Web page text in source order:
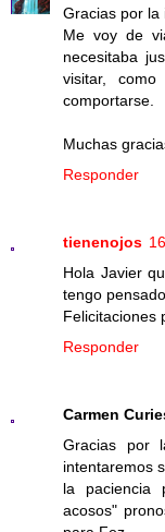
Gracias por la
Me voy de
necesitaba
visitar,
comportarse.
Muchas
Responder
tienenojos
Hola Javier
tengo
Felicitaciones
Responder
Carmen
Gracias por
intentaremos
la paciencia
acosos"